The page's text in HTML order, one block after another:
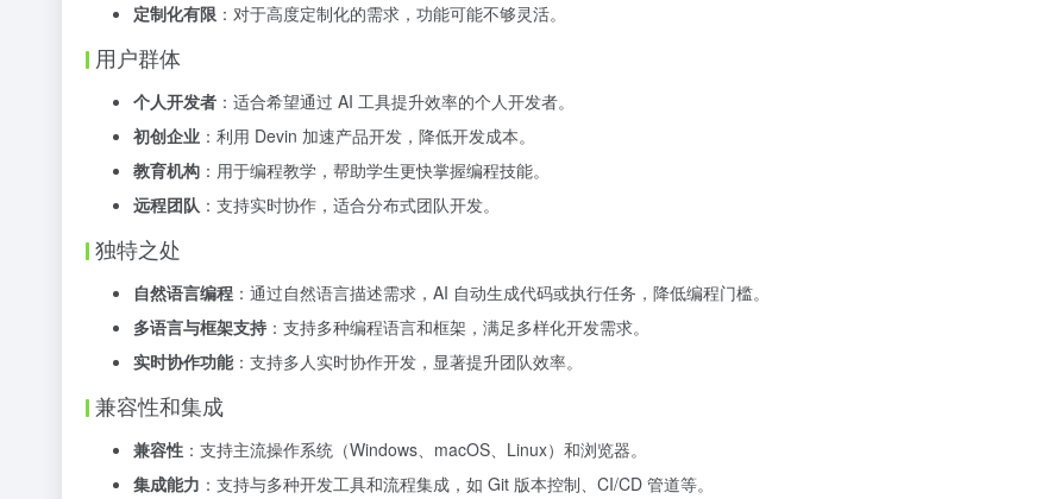
定制化有限 ：对于高度定制化的需求，功能可能不够灵活。
用户群体
个人开发者 ：适合希望通过 AI 工具提升效率的个人开发者。
初创企业 ：利用 Devin 加速产品开发，降低开发成本。
教育机构 ：用于编程教学，帮助学生更快掌握编程技能。
远程团队 ：支持实时协作，适合分布式团队开发。
独特之处
自然语言编程 ：通过自然语言描述需求，AI 自动生成代码或执行任务，降低编程门槛。
多语言与框架支持 ：支持多种编程语言和框架，满足多样化开发需求。
实时协作功能：支持多人实时协作开发，显著提升团队效率。
兼容性和集成
兼容性 ：支持主流操作系统（Windows、macOS、Linux）和浏览器。
集成能力 ：支持与多种开发工具和流程集成，如 Git 版本控制、CI/CD 管道等。